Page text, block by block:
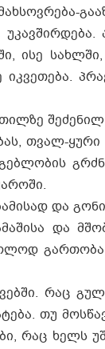
ისე
თვალ-ყური
და
და
რაც
თუ
რაც ხელს